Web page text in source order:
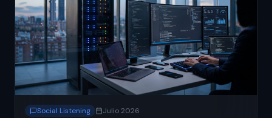
Social Listening Julio 2026